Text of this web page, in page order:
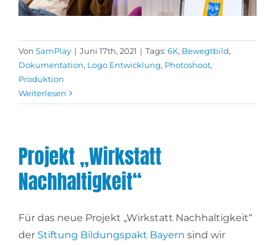
Von SamPlay | Juni 17th, 2021 | Tags: 6K, Bewegtbild,
Dokumentation, Logo Entwicklung, Photoshoot,
Produktion
Weiterlesen
Projekt „Wirkstatt
Nachhaltigkeit“
Für das neue Projekt „Wirkstatt Nachhaltigkeit“
der Stiftung Bildungspakt Bayern sind wir